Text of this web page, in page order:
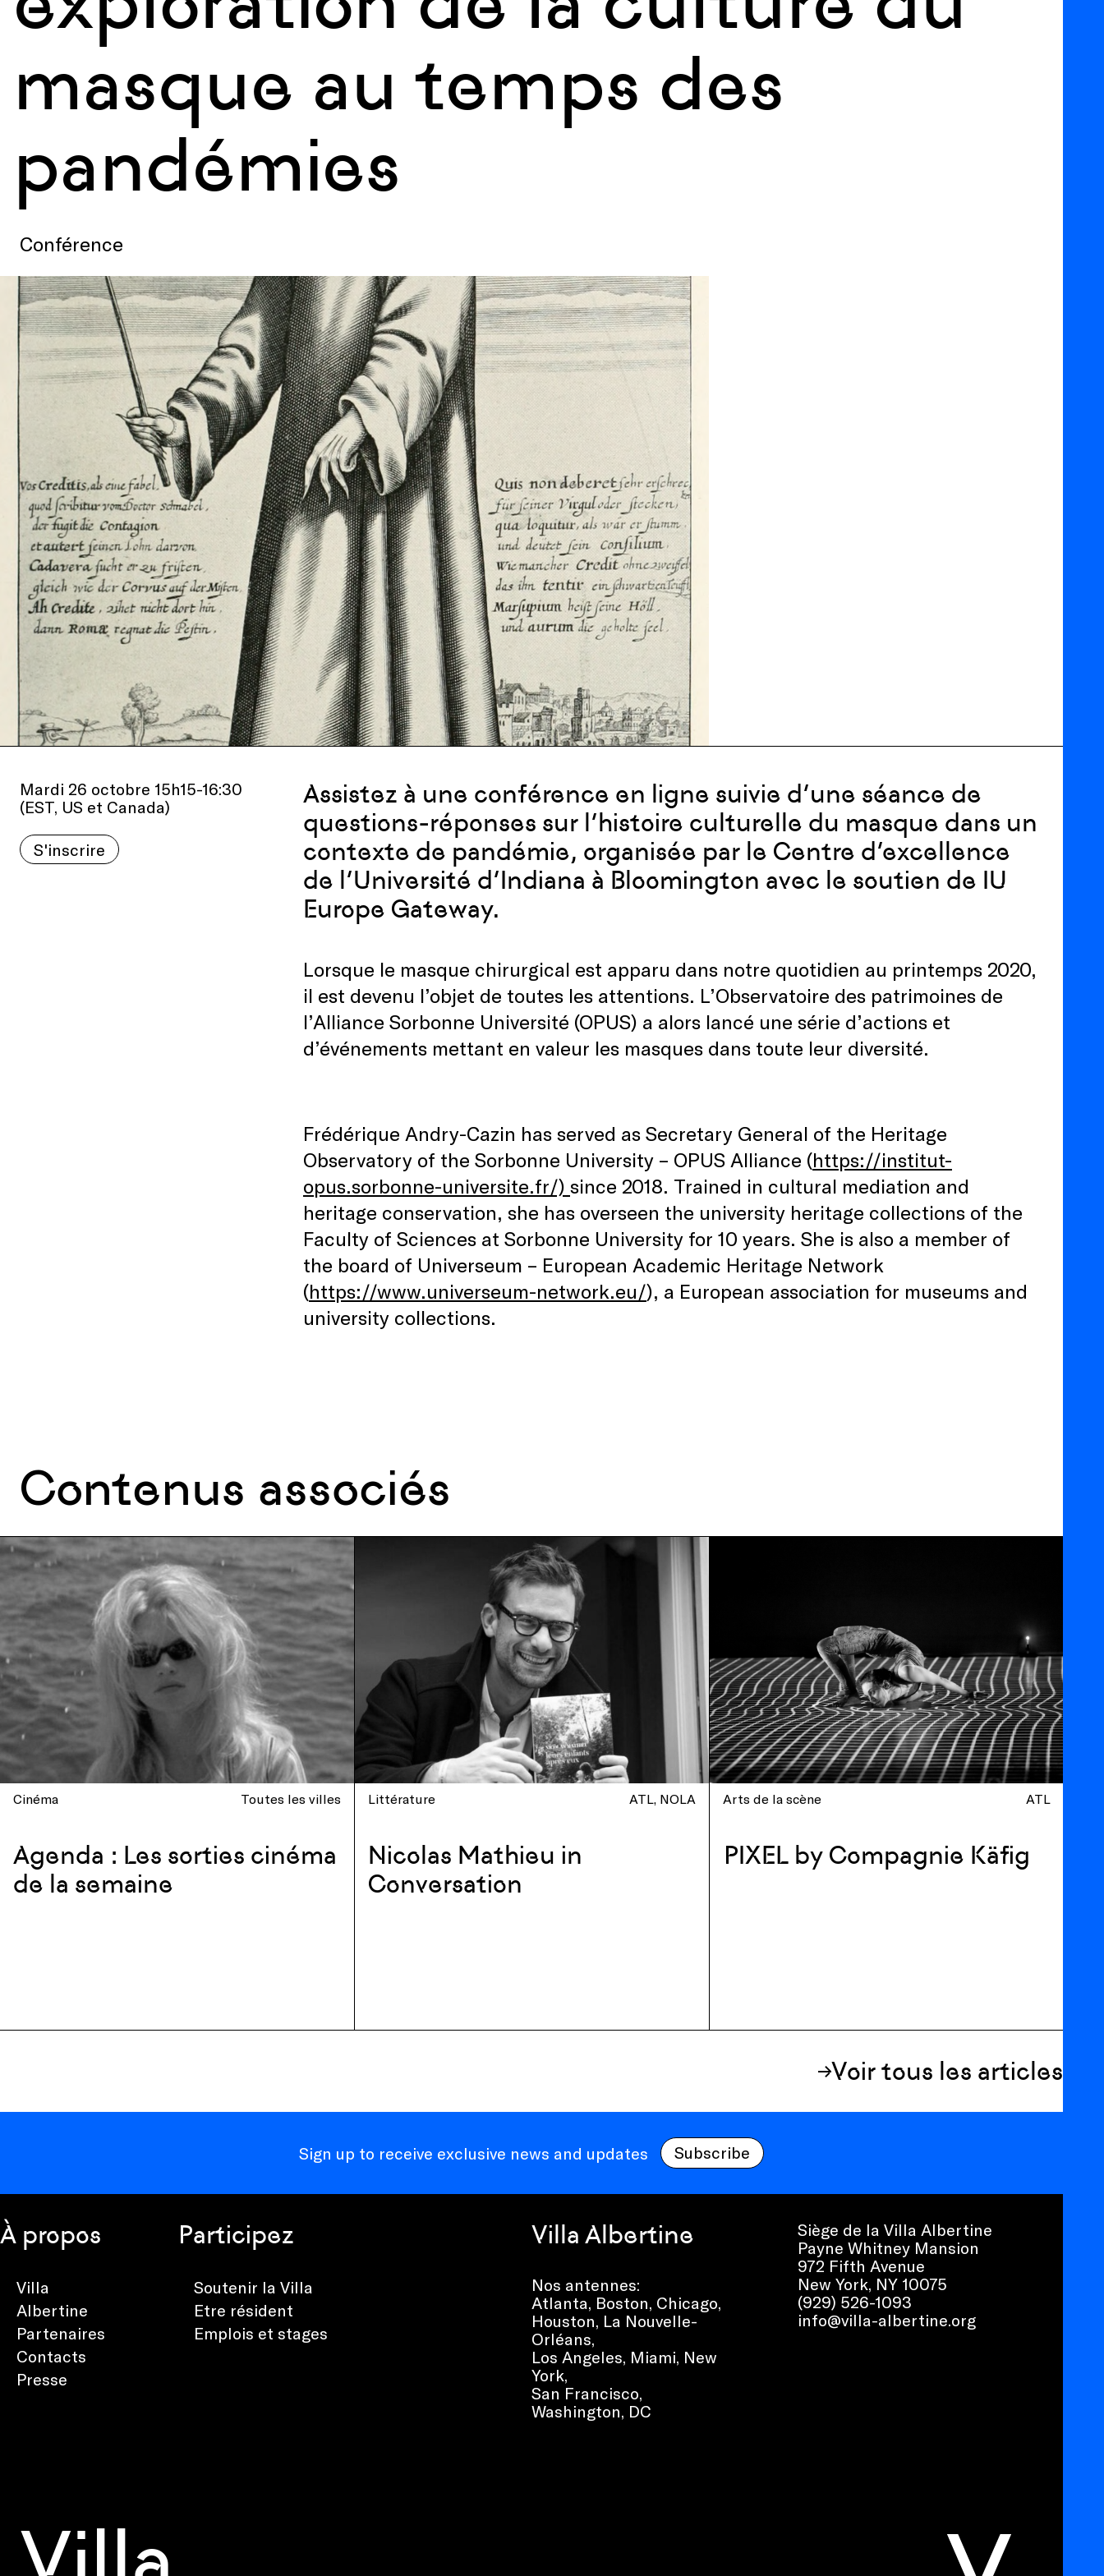
masque au temps des
pandémies
Conférence
Mardi 26 octobre 15h15-16:30
(EST, US et Canada)
S'inscrire
Assistez à une conférence en ligne suivie d’une séance de
questions-réponses sur l’histoire culturelle du masque dans un
contexte de pandémie, organisée par le Centre d’excellence
de l’Université d’Indiana à Bloomington avec le soutien de IU
Europe Gateway.
Lorsque le masque chirurgical est apparu dans notre quotidien au printemps 2020,
il est devenu l’objet de toutes les attentions. L’Observatoire des patrimoines de
l’Alliance Sorbonne Université (OPUS) a alors lancé une série d’actions et
d’événements mettant en valeur les masques dans toute leur diversité.
Frédérique Andry-Cazin has served as Secretary General of the Heritage
Observatory of the Sorbonne University – OPUS Alliance (https://institut-
opus.sorbonne-universite.fr/) since 2018. Trained in cultural mediation and
heritage conservation, she has overseen the university heritage collections of the
Faculty of Sciences at Sorbonne University for 10 years. She is also a member of
the board of Universeum – European Academic Heritage Network
(https://www.universeum-network.eu/), a European association for museums and
university collections.
Contenus associés
Cinéma Toutes les villes
Agenda : Les sorties cinéma
de la semaine
Littérature ATL NOLA
Nicolas Mathieu in
Conversation
Arts de la scène ATL
PIXEL by Compagnie Käfig
Voir tous les articles
Sign up to receive exclusive news and updates Subscribe
À propos
Villa
Albertine
Partenaires
Contacts
Presse
Participez
Soutenir la Villa
Etre résident
Emplois et stages
Villa Albertine
Nos antennes:
Atlanta, Boston, Chicago,
Houston, La Nouvelle-
Orléans,
Los Angeles, Miami, New
York,
San Francisco,
Washington, DC
Siège de la Villa Albertine
Payne Whitney Mansion
972 Fifth Avenue
New York, NY 10075
(929) 526-1093
info@villa-albertine.org